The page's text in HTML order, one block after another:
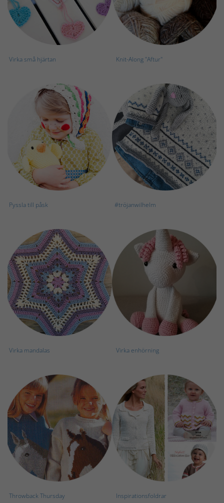
Virka små hjärtan Knit-Along "Aftur"
Pyssla till påsk #tröjanwilhelm
Virka mandalas Virka enhörning
Throwback Thursday Inspirationsfoldrar